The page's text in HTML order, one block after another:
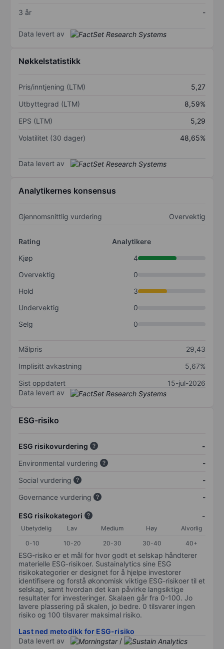
3 år
-
Data levert av
Nøkkelstatistikk
Pris/inntjening (LTM)
5,27
Utbyttegrad (LTM)
8,59%
EPS (LTM)
5,29
Volatilitet (30 dager)
48,65%
Data levert av
Analytikernes konsensus
Gjennomsnittlig vurdering Overvektig
Rating
Analytikere
Kjøp
4
Overvektig
0
Hold
3
Undervektig
0
Selg
0
Målpris
29,43
Implisitt avkastning
5,67%
Sist oppdatert
15-jul-2026
Data levert av
ESG-risiko
ESG risikovurdering
-
Environmental vurdering
-
Social vurdering
-
Governance vurdering
-
ESG risikokategori -
Ubetydelig Lav Medium Høy
Alvorlig
0-10
10-20 20-30 30-40 40+
ESG-risiko er et mål for hvor godt et selskap håndterer
materielle ESG-risikoer. Sustainalytics sine ESG
risikokategorier er designet for å hjelpe investorer
identifisere og forstå økonomisk viktige ESG-risikoer til et
selskap, samt hvordan det kan påvirke langsiktige
resultater for investeringer. Skalaen går fra 0-100. Jo
lavere plassering på skalen, jo bedre. 0 tilsvarer ingen
risiko og 100 tilsvarer maksimal risiko.
Last ned metodikk for ESG-risiko
Data levert av
/